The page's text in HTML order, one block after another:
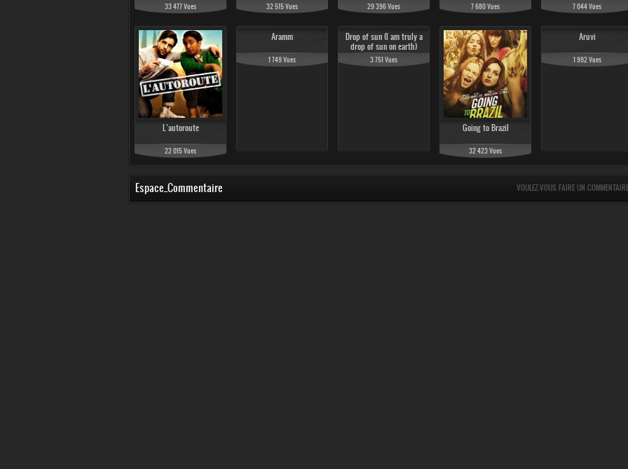
33 477 Vues 32 515 Vues 29 396 Vues 7 680 Vues 7 044 Vues
L’autoroute
22 015 Vues
Aramm
1 749 Vues
Drop of sun (I am truly a
drop of sun on earth)
3 751 Vues
Going to Brazil
32 423 Vues
Aruvi
1 992 Vues
Espace_Commentaire VOULEZ-VOUS FAIRE UN